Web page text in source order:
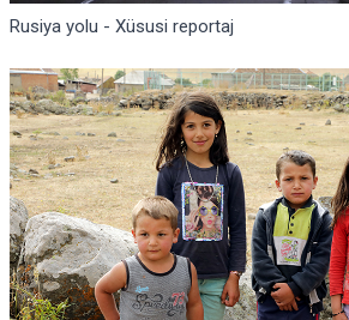
Rusiya yolu - Xüsusi reportaj